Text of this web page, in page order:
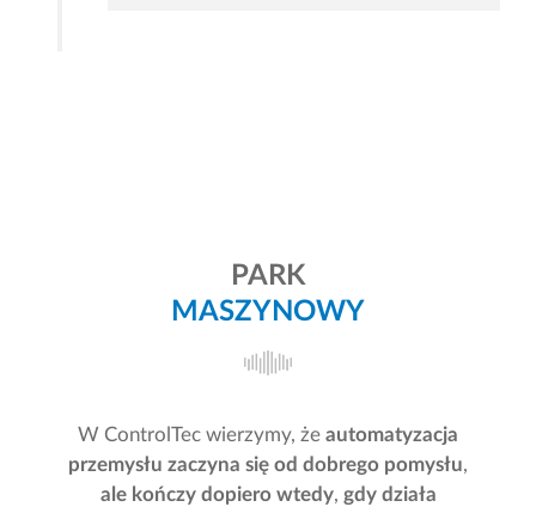
PARK
MASZYNOWY
W ControlTec wierzymy, że automatyzacja
przemysłu zaczyna się od dobrego pomysłu,
ale kończy dopiero wtedy, gdy działa